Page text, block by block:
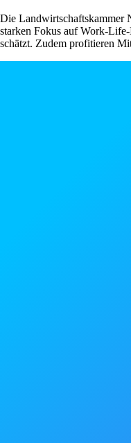
Die Landwirtschaftskammer
starken Fokus auf Work-
schätzt. Zudem profitieren